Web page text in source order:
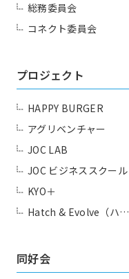
総務委員会
コネクト委員会
プロジェクト
HAPPY BURGER
アグリベンチャー
JOC LAB
JOC ビジネススクール
KYO＋
Hatch & Evolve（ハ…
同好会